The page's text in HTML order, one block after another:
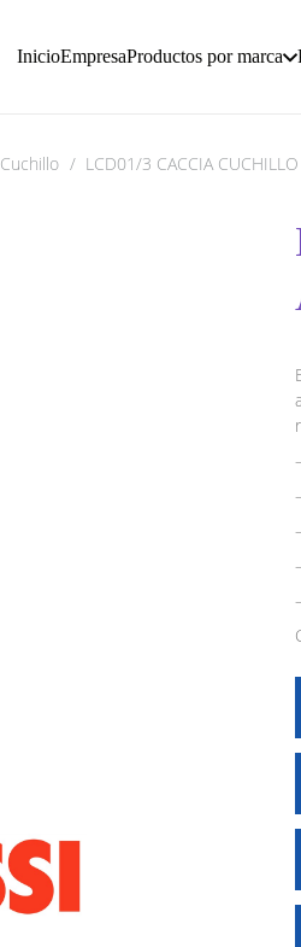
InicioEmpresaProductos por marca
Cuchillo / LCD01/3 CACCIA